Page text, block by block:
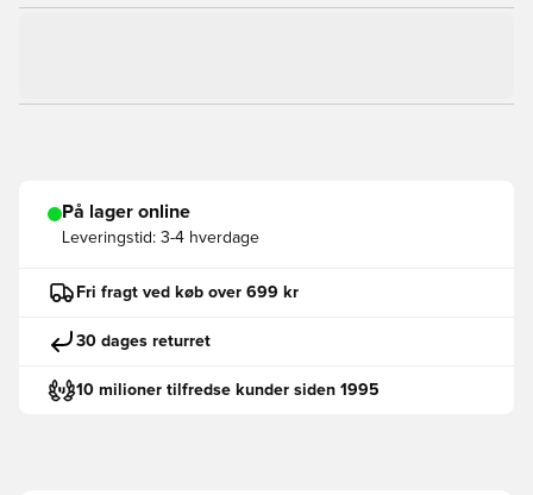
På lager online
Leveringstid: 3-4 hverdage
Fri fragt ved køb over 699 kr
30 dages returret
10 milioner tilfredse kunder siden 1995